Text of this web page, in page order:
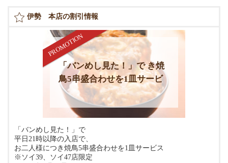
伊勢 本店の割引情報
「バンめし見た！」で き焼
鳥5串盛合わせを1皿サービ
ス
「バンめし見た！」で
平日21時以降の入店で、
お二人様につき焼鳥5串盛合わせを1皿サービス
※ソイ39、ソイ47店限定